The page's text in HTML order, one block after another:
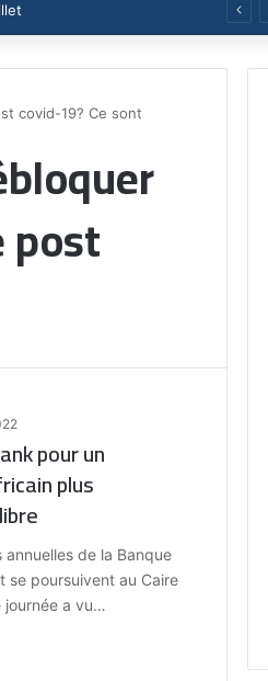
covid-19? Ce sont
post
pour un
plus
annuelles de la Banque
se poursuivent au Caire
journée a vu…